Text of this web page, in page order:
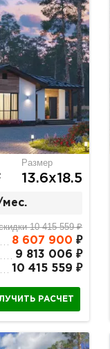
Размер
13.6х18.5
мес.
10 415 559 ₽
8 607 900 ₽
9 813 006 ₽
10 415 559 ₽
РАСЧЕТ